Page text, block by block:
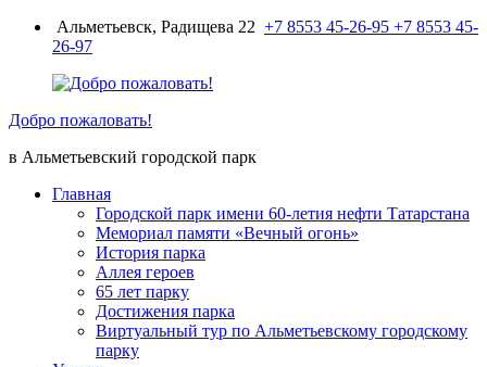
ПерейтиАльметьевск, Радищева 22 +7 8553 45-26-95 +7 8553 45-
26-97
Добро пожаловать!
в Альметьевский городской парк
Главная
Городской парк имени 60-летия нефти Татарстана
Мемориал памяти «Вечный огонь»
История парка
Аллея героев
65 лет парку
Достижения парка
Виртуальный тур по Альметьевскому городскому
парку